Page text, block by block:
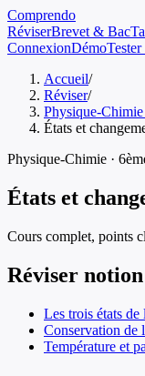
Comprendo
RéviserBrevet & Bac
ConnexionDémo
Accueil/
Réviser/
Physique-Chimie
États et
Physique-Chimie ·
États et
Cours complet, points
Réviser
Les trois états de
Conservation de
Température et